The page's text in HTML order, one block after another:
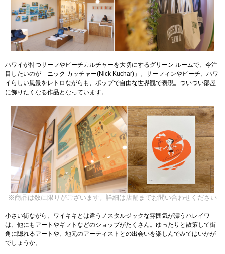
ハワイが持つサーフやビーチカルチャーを大切にするグリーン ルームで、今注
目したいのが「ニック カッチャー(Nick Kuchar)」。サーフィンやビーチ、ハワ
イらしい風景をレトロながらも、ポップで自由な世界観で表現。ついつい部屋
に飾りたくなる作品となっています。
※商品は数に限りがございます。詳細は店舗までお問い合わせください
小さい街ながら、ワイキキとは違うノスタルジックな雰囲気が漂うハレイワ
は、他にもアートやギフトなどのショップがたくさん。ゆったりと散策して街
角に隠れるアートや、地元のアーティストとの出会いを楽しんでみてはいかが
でしょうか。